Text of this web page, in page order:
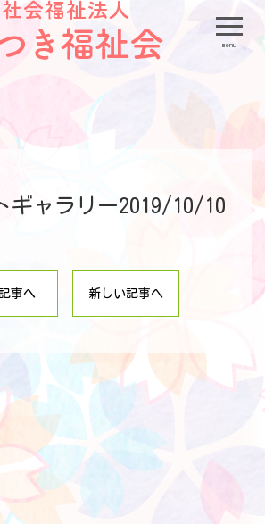
menu
ギャラリー2019/10/10
事へ 新しい記事へ